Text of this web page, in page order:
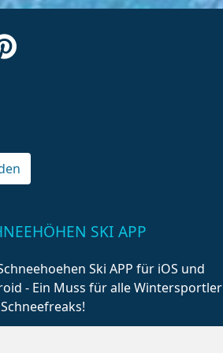
SKI APP
Ski APP für iOS und
- Ein Muss für alle Wintersportler